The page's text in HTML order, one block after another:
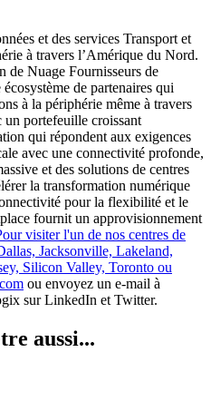
et des services Transport et
à travers l’Amérique du Nord.
de Nuage Fournisseurs de
de partenaires qui
à la périphérie même à travers
un portefeuille croissant
qui répondent aux exigences
avec une connectivité profonde,
et des solutions de centres
la transformation numérique
pour la flexibilité et le
fournit un approvisionnement
visiter l'un de nos centres de
Jacksonville, Lakeland,
Silicon Valley, Toronto ou
ou envoyez un e-mail à
sur LinkedIn et Twitter.
aussi...